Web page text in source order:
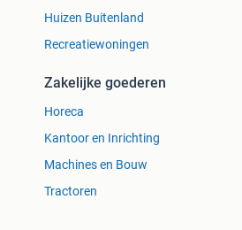
Huizen Buitenland
Recreatiewoningen
Zakelijke goederen
Horeca
Kantoor en Inrichting
Machines en Bouw
Tractoren